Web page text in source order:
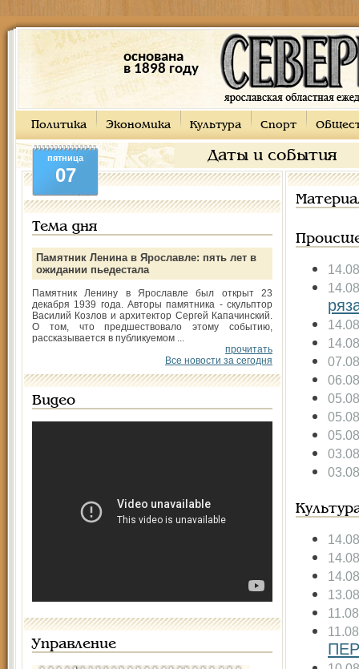
основана
в 1898 году
Политика Экономика Культура Спорт
Даты и события
пятница
07
Тема дня
Памятник Ленина в Ярославле: пять лет в
ожидании пьедестала
Памятник Ленину в Ярославле был открыт 23
декабря 1939 года. Авторы памятника - скульптор
Василий Козлов и архитектор Сергей Капачинский.
О том, что предшествовало этому событию,
рассказывается в публикуемом ...
прочитать
Все новости за сегодня
Видео
Управление